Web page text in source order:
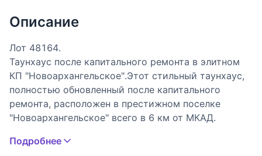
Описание
Лот 48164.
Таунхаус после капитального ремонта в элитном
КП "Новоархангельское".Этот стильный таунхаус,
полностью обновленный после капитального
ремонта, расположен в престижном поселке
"Новоархангельское" всего в 6 км от МКАД.
доступ к инфраструктуре Красногорска делают
Подробнее